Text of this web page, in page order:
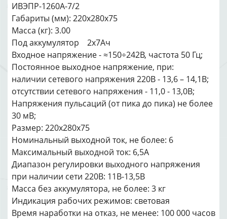
ИВЭПР-1260А-7/2
Габариты (мм): 220x280x75
Масса (кг): 3.00
Под аккумулятор 2x7Ач
Входное напряжение - ≈150÷242В, частота 50 Гц;
Постоянное выходное напряжение, при:
наличии сетевого напряжения 220В - 13,6 – 14,1В;
отсутствии сетевого напряжения - 11,0 - 13,0В;
Напряжения пульсаций (от пика до пика) не более
30 мВ;
Размер: 220х280х75
Номинальный выходной ток, не более: 6
Максимальный выходной ток: 6,5А
Диапазон регулировки выходного напряжения
при наличии сети 220В: 11В-13,5В
Масса без аккумулятора, не более: 3 кг
Индикация рабочих режимов: световая
Время наработки на отказ, не менее: 100 000 часов